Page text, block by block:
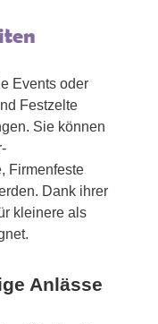
Events oder
Festzelte
Sie können
Firmenfeste
Dank ihrer
kleinere als
Anlässe